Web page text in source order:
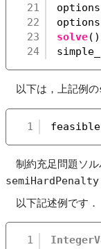
21
22
23
24
solve
以下は，上記例の
1
制約充足問題ソル
semiHardPenalty
以下記述例です．
1